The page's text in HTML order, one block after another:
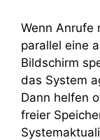
Wenn Anrufe
parallel eine
Bildschirm
das System
Dann helfen
freier